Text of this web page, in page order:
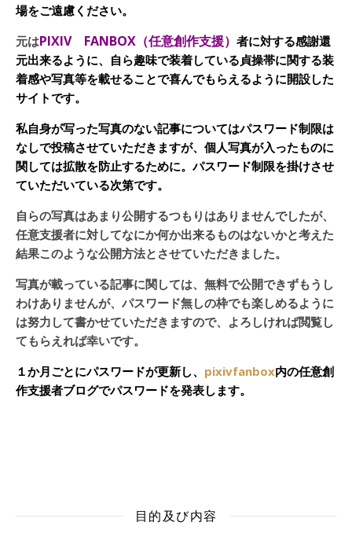
場をご遠慮ください。
元はPIXIV FANBOX（任意創作支援） 者に対する感謝還
元出来るように、自ら趣味で装着している貞操帯に関する装
着感や写真等を載せることで喜んでもらえるように開設した
サイトです。
私自身が写った写真のない記事についてはパスワード制限は
なしで投稿させていただきますが、個人写真が入ったものに
関しては拡散を防止するために。パスワード制限を掛けさせ
ていただいている次第です。
自らの写真はあまり公開するつもりはありませんでしたが、
任意支援者に対してなにか何か出来るものはないかと考えた
結果このような公開方法とさせていただきました。
写真が載っている記事に関しては、無料で公開できずもうし
わけありませんが、パスワード無しの枠でも楽しめるように
は努力して書かせていただきますので、よろしければ閲覧し
てもらえれば幸いです。
１か月ごとにパスワードが更新し、 pixivfanbox内の任意創
作支援者ブログでパスワードを発表します。
目的及び内容